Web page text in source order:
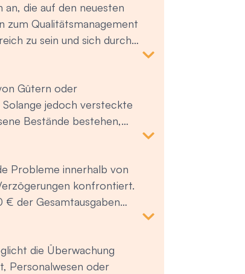
die auf den neuesten
zum Qualitätsmanagement
zu sein und sich durch
- ISO 13485 –
zum Labor-
- ISO 21001 -
Managementsysteme
Gütern oder
jedoch versteckte
Bestände bestehen,
zu beseitigen, indem alle
werden.
Probleme innerhalb von
konfrontiert.
der Gesamtausgaben
für eine nachhaltige
Teilnehmern, innerhalb
Erwartungen besser zu
die Überwachung
Personalwesen oder